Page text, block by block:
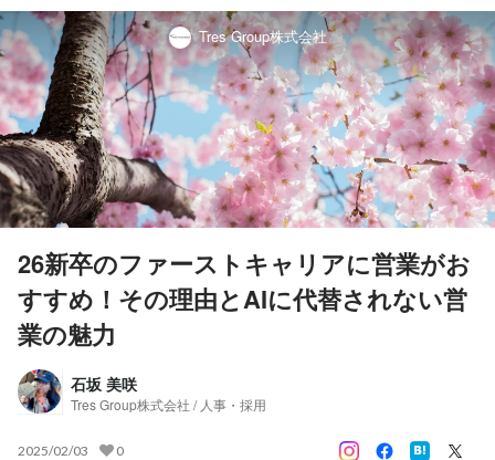
Tres Group株式会社
26新卒のファーストキャリアに営業がお
すすめ！その理由とAIに代替されない営
業の魅力
石坂 美咲
Tres Group株式会社 / 人事・採用
2025/02/03 0